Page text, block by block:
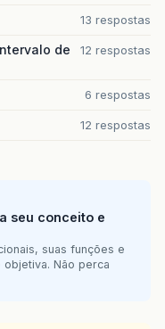
13 respostas
de
12 respostas
6 respostas
12 respostas
seu conceito e
suas funções e
Não perca